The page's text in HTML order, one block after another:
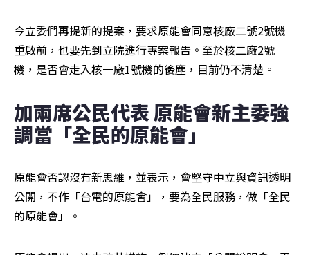
今立委們再提新的提案，要求原能會同意核廠二號2號機
重啟前，也要先到立院進行專案報告。至於核二廠2號
機，是否會走入核一廠1號機的後塵，目前仍不清楚。
加兩席公民代表 原能會新主委強
調當「全民的原能會」
原能會否認沒有新思維，並表示，會堅守中立與資訊透明
公開，不作「台電的原能會」，要為全民服務，做「全民
的原能會」。